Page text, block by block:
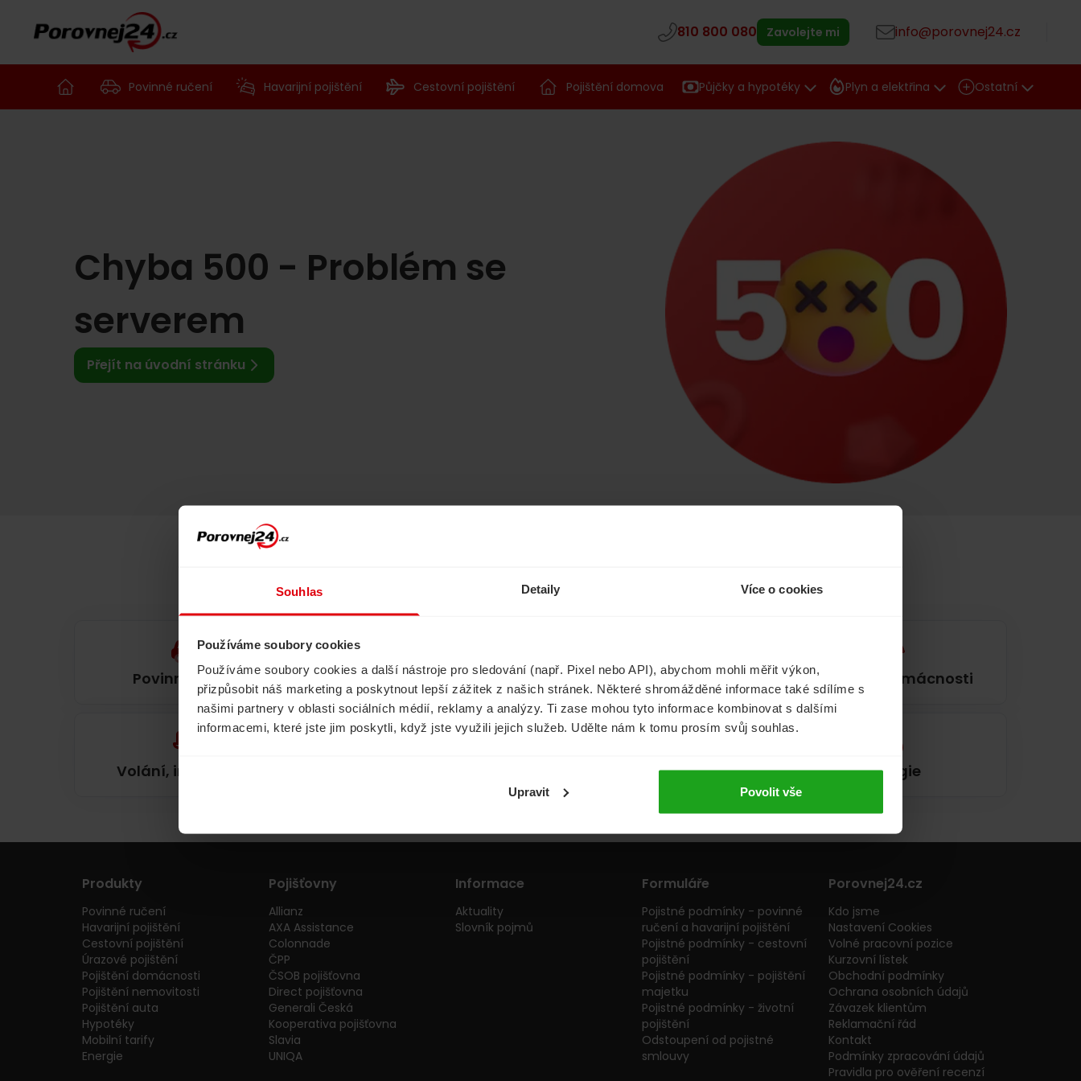
Souhlas Detaily Více o cookies
Používáme soubory cookies
Používáme soubory cookies a další nástroje pro sledování (např. Pixel nebo API), abychom mohli měřit výkon,
přizpůsobit náš marketing a poskytnout lepší zážitek z našich stránek. Některé shromážděné informace také sdílíme s
našimi partnery v oblasti sociálních médií, reklamy a analýzy. Ti zase mohou tyto informace kombinovat s dalšími
informacemi, které jste jim poskytli, když jste využili jejich služeb. Udělte nám k tomu prosím svůj souhlas.
Upravit Povolit vše
810 800 080 Zavolejte mi info@porovnej24.cz
Povinné ručení Havarijní pojištění Cestovní pojištění Pojištění domova Půjčky a hypotéky Plyn a elektřina Ostatní
Chyba 500 - Problém se
serverem
Přejít na úvodní stránku
Ušetřete s námi
Povinné ručení Havarijní pojištění Cestovní pojištění Pojištění domácnosti
Volání, internet, TV Životní pojištění Energie
Produkty
Povinné ručení
Havarijní pojištění
Cestovní pojištění
Úrazové pojištění
Pojištění domácnosti
Pojištění nemovitosti
Pojištění auta
Hypotéky
Mobilní tarify
Energie
Pojišťovny
Allianz
AXA Assistance
Colonnade
ČPP
ČSOB pojišťovna
Direct pojišťovna
Generali Česká
Kooperativa pojišťovna
Slavia
UNIQA
Informace
Aktuality
Slovník pojmů
Formuláře
Pojistné podmínky - povinné
ručení a havarijní pojištění
Pojistné podmínky - cestovní
pojištění
Pojistné podmínky - pojištění
majetku
Pojistné podmínky - životní
pojištění
Odstoupení od pojistné
smlouvy
Porovnej24.cz
Kdo jsme
Nastavení Cookies
Volné pracovní pozice
Kurzovní lístek
Obchodní podmínky
Ochrana osobních údajů
Závazek klientům
Reklamační řád
Kontakt
Podmínky zpracování údajů
Pravidla pro ověření recenzí